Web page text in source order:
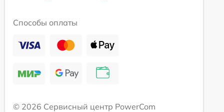
Способы оплаты
© 2026 Сервисный центр PowerCom